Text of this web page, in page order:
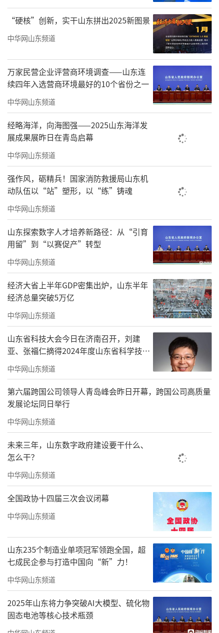
中央经济工作会议还提出“加快构建房地
浙江工业大学中国住房和房地产研究院院
长虞晓芬表示，加快构建房地产发展新模式，
是房地产市场平稳健康发展的根本举措。应坚
持长短结合、标本兼治，改革完善商品房开
发、融资、销售等基础性制度，推动房地产供
需平衡、市场稳定。
“下一步，各地应按照会议要求，尊重市
场规律，因城施策、精准发力，有效对接人民
群众对美好居住生活的向往，促进房地产市场
在新的发展阶段实现平稳健康运行。”秦虹
说。
（来源：新华社）
责任编辑：徐德扬
“硬核”创新，实干山东拼出2025新图景
中华网山东频道
万家民营企业评营商环境调查——山东连
续四年入选营商环境最好的10个省份之一
中华网山东频道
经略海洋，向海图强——2025山东海洋发
展成果展昨日在青岛启幕
中华网山东频道
强作风，砺精兵！国家消防救援局山东机
动队伍以“站”塑形，以“练”铸魂
中华网山东频道
山东探索数字人才培养新路径：从“引育
用留”到“以赛促产”转型
中华网山东频道
经济大省上半年GDP密集出炉，山东半年
经济总量突破5万亿
中华网山东频道
山东省科技大会今日在济南召开，刘建
亚、张福仁摘得2024年度山东省科学技术
奖最高奖！
中华网山东频道
第六届跨国公司领导人青岛峰会昨日开幕，跨国公司高质量
发展论坛同日举行
中华网山东频道
未来三年，山东数字政府建设要干什么、
怎么干？
中华网山东频道
全国政协十四届三次会议闭幕
中华网山东频道
山东235个制造业单项冠军领跑全国，超
七成民企参与打造中国向“新”力！
中华网山东频道
2025年山东将力争突破AI大模型、硫化物
固态电池等核心技术瓶颈